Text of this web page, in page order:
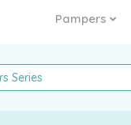
Pampers